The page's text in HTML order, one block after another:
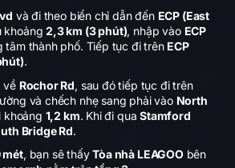
và đi theo biển chỉ dẫn đến ECP (East
khoảng2,3 km (3 phút), nhập vào ECP
tâm thành phố. Tiếp tục đi trên ECP
.
về Rochor Rd, sau đó tiếp tục đi trên
và chếch nhẹ sang phải vào North
khoảng 1,2 km. Khi đi quaStamford
Bridge Rd.
mét, bạn sẽ thấyTòa nhà LEAGOO bên